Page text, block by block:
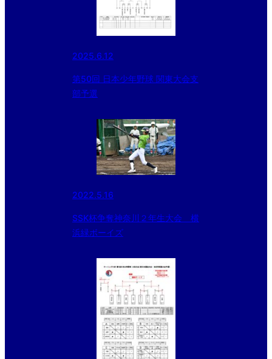
2025.6.12
第50回 日本少年野球 関東大会支
部予選
2022.5.16
SSK杯争奪神奈川２年生大会 横
浜緑ボーイズ